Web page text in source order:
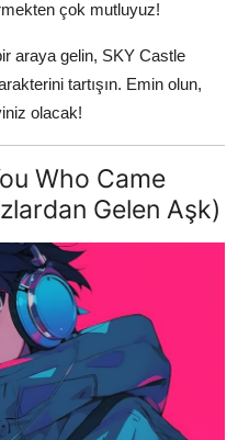
çok mutluyuz!
araya gelin, SKY Castle
tartışın. Emin olun,
olacak!
Who Came
Gelen Aşk)